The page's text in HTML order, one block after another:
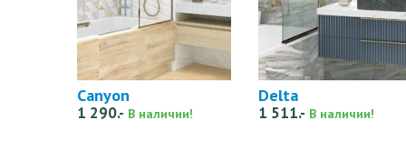
Canyon
1 290.- В наличии!
Delta
1 511.- В наличии!